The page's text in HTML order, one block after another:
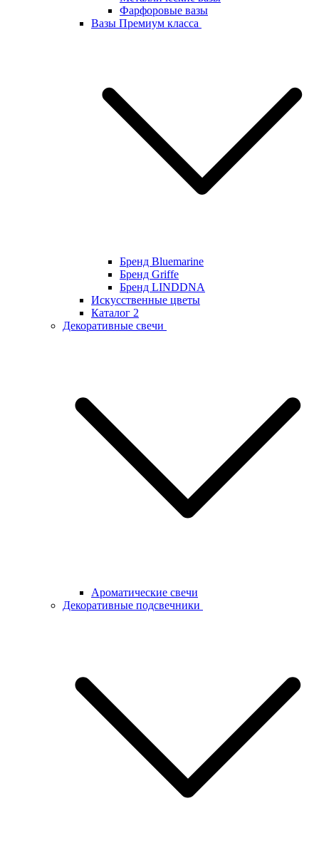
Фарфоровые вазы
Вазы Премиум класса
Бренд Bluemarine
Бренд Griffe
Бренд LINDDNA
Искусственные цветы
Каталог 2
Декоративные свечи
Ароматические свечи
Декоративные подсвечники